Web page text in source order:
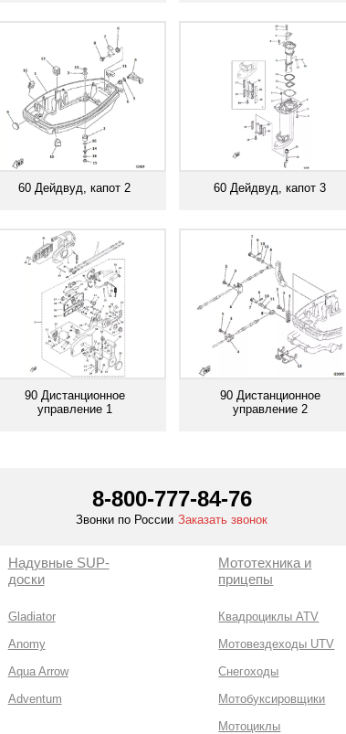
60 Дейдвуд, капот 2 60 Дейдвуд, капот 3
90 Дистанционное
управление 1
90 Дистанционное
управление 2
8-800-777-84-76
Звонки по России Заказать звонок
Надувные SUP-
доски
Gladiator
Anomy
Aqua Arrow
Adventum
Мототехника и
прицепы
Квадроциклы ATV
Мотовездеходы UTV
Снегоходы
Мотобуксировщики
Мотоциклы